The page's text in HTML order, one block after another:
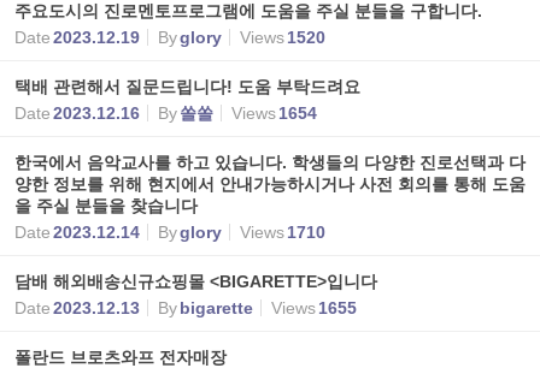
주요도시의 진로멘토프로그램에 도움을 주실 분들을 구합니다.
Date2023.12.19 Byglory Views1520
택배 관련해서 질문드립니다! 도움 부탁드려요
Date2023.12.16 By쏠쏠 Views1654
한국에서 음악교사를 하고 있습니다. 학생들의 다양한 진로선택과 다
양한 정보를 위해 현지에서 안내가능하시거나 사전 회의를 통해 도움
을 주실 분들을 찾습니다
Date2023.12.14 Byglory Views1710
담배 해외배송신규쇼핑몰 <BIGARETTE>입니다
Date2023.12.13 Bybigarette Views1655
폴란드 브로츠와프 전자매장